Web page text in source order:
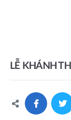
LỄ KHÁNH